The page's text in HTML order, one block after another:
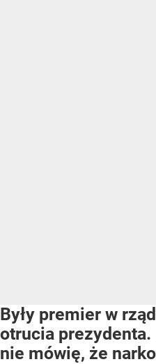
Były premier w
otrucia prezydenta.
nie mówię, że